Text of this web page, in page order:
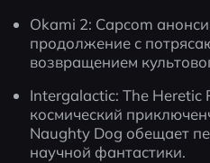
Okami 2: Capcom
продолжение с
возвращением
Intergalactic: The
космический
Naughty Dog обещает
научной фантастики.